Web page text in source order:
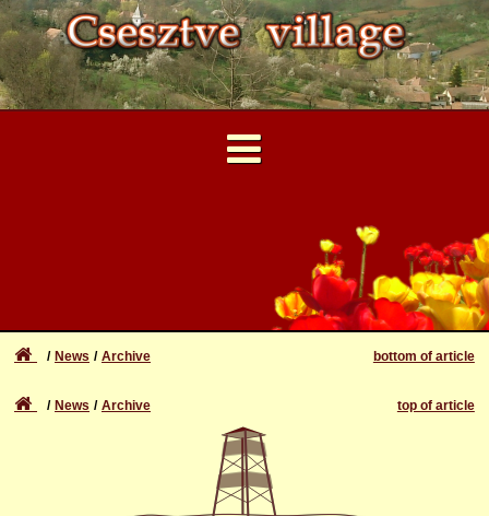
User Account
Forgotten login or password
Login
bottom of article
News Archive
top of article
News Archive